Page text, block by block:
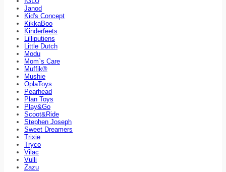
Janod
Kid's Concept
KikkaBoo
Kinderfeets
Lilliputiens
Little Dutch
Modu
Mom`s Care
Muffik®
Mushie
OplaToys
Pearhead
Plan Toys
Play&Go
Scoot&Ride
Stephen Joseph
Sweet Dreamers
Trixie
Tryco
Vilac
Vulli
Zazu